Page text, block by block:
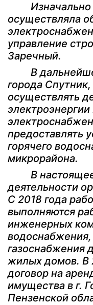
Изначально
осуществляла
управление
Заречный.
В
города
осуществлять
предоставлять
горячего
микрорайона.
В настоящее
деятельности
С 2018 года
выполняются
инженерных
газоснабжения
жилых домов. В
договор на
имущества в г.
Пензенской